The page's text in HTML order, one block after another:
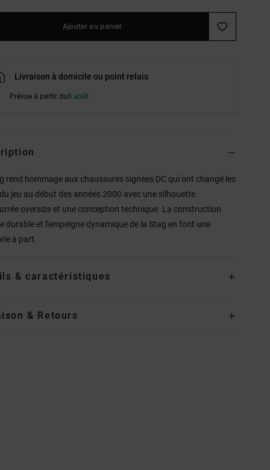
Ajouter au panier
Livraison à domicile ou point relais
Prévue à partir du8 août
rend hommage aux chaussures signées DC qui ont changé les
jeu au début des années 2000 avec une silhouette
oversize et une conception technique. La construction
durable et l'empeigne dynamique de la Stag en font une
à part.
& caractéristiques
& Retours